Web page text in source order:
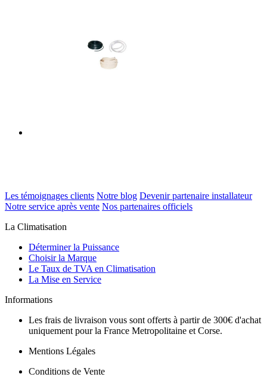
Les témoignages clients Notre blog Devenir partenaire installateur
Notre service après vente Nos partenaires officiels
La Climatisation
Déterminer la Puissance
Choisir la Marque
Le Taux de TVA en Climatisation
La Mise en Service
Informations
Les frais de livraison vous sont offerts à partir de 300€ d'achat
uniquement pour la France Metropolitaine et Corse.
Mentions Légales
Conditions de Vente